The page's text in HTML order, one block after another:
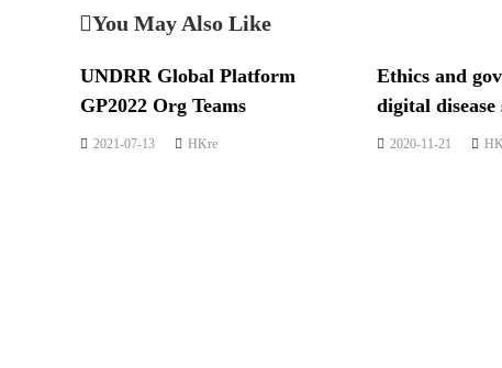
You May Also Like
UNDRR Global Platform
GP2022 Org Teams
2021-07-13 HKre
Ethics and
digital
2020-11-21